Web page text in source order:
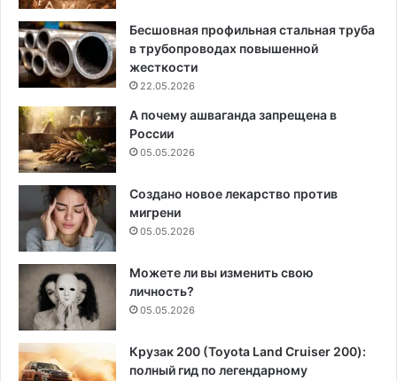
Бесшовная профильная стальная труба
в трубопроводах повышенной
жесткости
22.05.2026
А почему ашваганда запрещена в
России
05.05.2026
Создано новое лекарство против
мигрени
05.05.2026
Можете ли вы изменить свою
личность?
05.05.2026
Крузак 200 (Toyota Land Cruiser 200):
полный гид по легендарному